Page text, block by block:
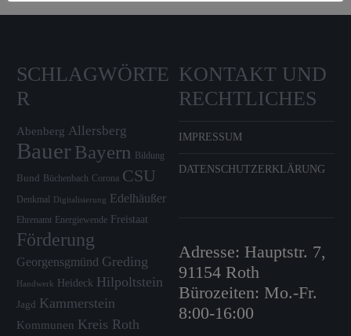
SCHLAGWÖRTE
R
Abenberg Allersberg
Bauer Bayern Bildung
Bund Büchenbach Corona CSU
Denkmal Digitalisierung Edelhäußer
Ehrenamt Energiewende Freistaat
Förderung
Georgensgmünd Greding
Handwerk Heideck Hilpoltstein
Jagd Kammerstein
Kommunen Kreis Roth
KONTAKT UND
RECHTLICHES
IMPRESSUM
DATENSCHUTZERKLÄRUNG
Adresse: Hauptstr. 7,
91154 Roth
Bürozeiten: Mo.-Fr.
8:00-16:00